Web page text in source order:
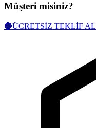
Müşteri misiniz?
🔵ÜCRETSİZ TEKLİF AL